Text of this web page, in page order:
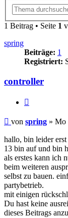
1 Beitrag • Seite 1
spring
Beiträge: 1
Registriert:
controller
Beitrag
von spring » Mo
hallo, bin leider
13 bin auf und bin
als erstes kann ich
beim weiteren
selbst zu bauen.
partybetrieb.
mit einigen
Du hast keine
dieses Beitrags